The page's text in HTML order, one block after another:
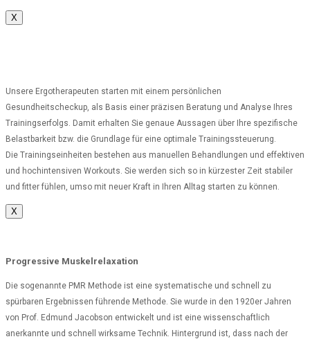
X
Unsere Ergotherapeuten starten mit einem persönlichen
Gesundheitscheckup, als Basis einer präzisen Beratung und Analyse Ihres
Trainingserfolgs. Damit erhalten Sie genaue Aussagen über Ihre spezifische
Belastbarkeit bzw. die Grundlage für eine optimale Trainingssteuerung.
Die Trainingseinheiten bestehen aus manuellen Behandlungen und effektiven
und hochintensiven Workouts. Sie werden sich so in kürzester Zeit stabiler
und fitter fühlen, umso mit neuer Kraft in Ihren Alltag starten zu können.
X
Progressive Muskelrelaxation
Die sogenannte PMR Methode ist eine systematische und schnell zu
spürbaren Ergebnissen führende Methode. Sie wurde in den 1920er Jahren
von Prof. Edmund Jacobson entwickelt und ist eine wissenschaftlich
anerkannte und schnell wirksame Technik. Hintergrund ist, dass nach der